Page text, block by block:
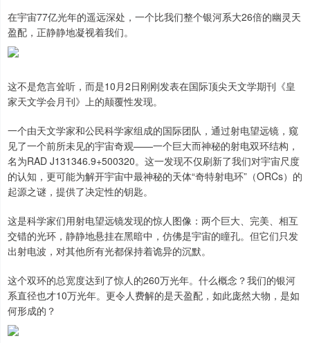
在宇宙77亿光年的遥远深处，一个比我们整个银河系大26倍的幽灵天
盈配，正静静地凝视着我们。
这不是危言耸听，而是10月2日刚刚发表在国际顶尖天文学期刊《皇
家天文学会月刊》上的颠覆性发现。
一个由天文学家和公民科学家组成的国际团队，通过射电望远镜，窥
见了一个前所未见的宇宙奇观——一个巨大而神秘的射电双环结构，
名为RAD J131346.9+500320。这一发现不仅刷新了我们对宇宙尺度
的认知，更可能为解开宇宙中最神秘的天体“奇特射电环”（ORCs）的
起源之谜，提供了决定性的钥匙。
这是科学家们用射电望远镜发现的惊人图像：两个巨大、完美、相互
交错的光环，静静地悬挂在黑暗中，仿佛是宇宙的瞳孔。但它们只发
出射电波，对其他所有光都保持着诡异的沉默。
这个双环的总宽度达到了惊人的260万光年。什么概念？我们的银河
系直径也才10万光年。更令人费解的是天盈配，如此庞然大物，是如
何形成的？